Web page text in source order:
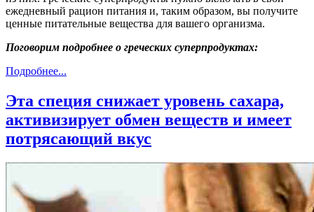
ежедневный рацион питания и, таким образом, вы получите
ценные питательные вещества для вашего организма.
Поговорим подробнее о греческих суперпродуктах:
Подробнее...
Эта специя снижает уровень сахара,
активизирует обмен веществ и имеет
потрясающий вкус